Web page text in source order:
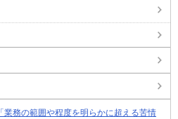
「業務の範囲や程度を明らかに超える苦情